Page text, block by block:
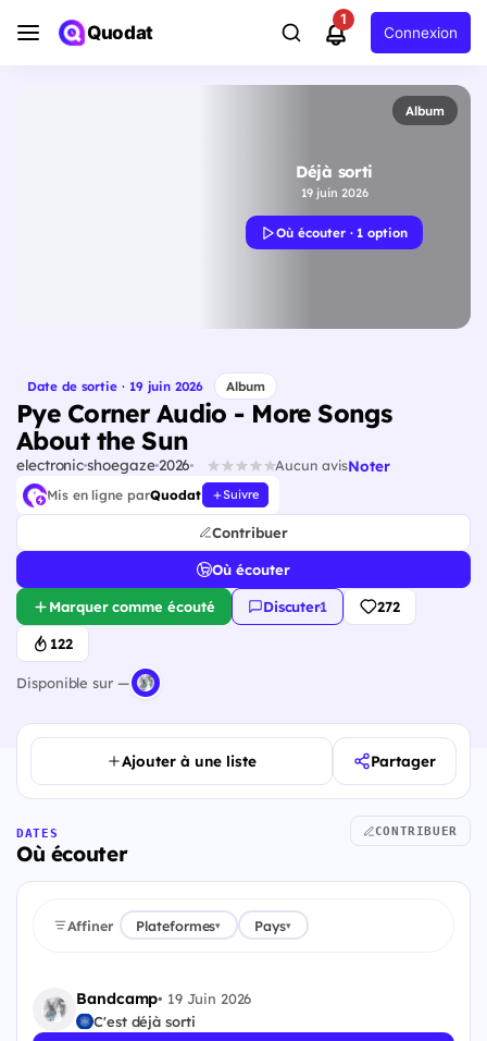
Quodat
1
Connexion
Album
Déjà sorti
19 juin 2026
Où écouter · 1 option
Date de sortie · 19 juin 2026 Album
Pye Corner Audio - More Songs
About the Sun
electronicshoegaze2026 Aucun avisNoter
Mis en ligne parQuodat Suivre
Contribuer
Où écouter
Marquer comme écouté Discuter·1 272
122
Disponible sur —
Ajouter à une liste Partager
DATES
Où écouter
CONTRIBUER
Affiner Plateformes▾ Pays▾
Bandcamp• 19 Juin 2026
C'est déjà sorti